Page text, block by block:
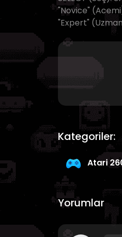
"Novice"
"Expert"
Kategoriler:
Atari
Yorumlar